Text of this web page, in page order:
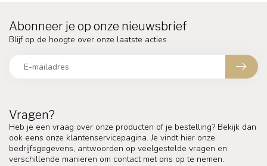
Vragen?
Heb je een vraag over onze producten of je bestelling? Bekijk dan
ook eens onze klantenservicepagina. Je vindt hier onze
bedrijfsgegevens, antwoorden op veelgestelde vragen en
verschillende manieren om contact met ons op te nemen.
Abonneer je op onze nieuwsbrief
Blijf op de hoogte over onze laatste acties